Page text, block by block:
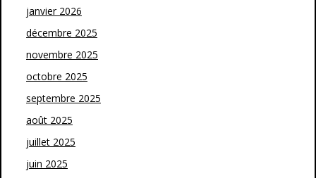
janvier 2026
décembre 2025
novembre 2025
octobre 2025
septembre 2025
août 2025
juillet 2025
juin 2025